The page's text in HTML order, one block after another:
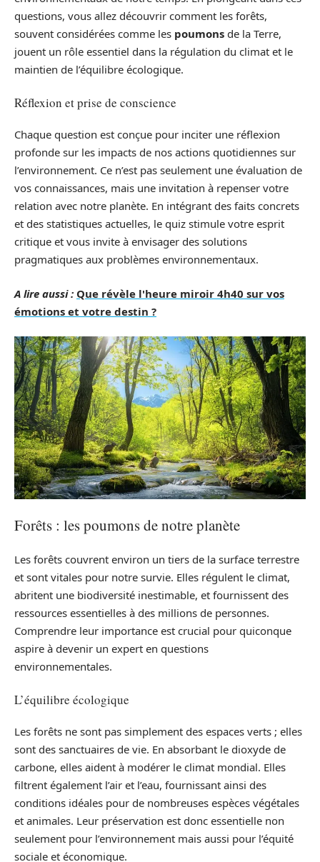
questions, vous allez découvrir comment les forêts,
souvent considérées comme les poumons de la Terre,
jouent un rôle essentiel dans la régulation du climat et le
maintien de l’équilibre écologique.
Réflexion et prise de conscience
Chaque question est conçue pour inciter une réflexion
profonde sur les impacts de nos actions quotidiennes sur
l’environnement. Ce n’est pas seulement une évaluation de
vos connaissances, mais une invitation à repenser votre
relation avec notre planète. En intégrant des faits concrets
et des statistiques actuelles, le quiz stimule votre esprit
critique et vous invite à envisager des solutions
pragmatiques aux problèmes environnementaux.
A lire aussi : Que révèle l'heure miroir 4h40 sur vos
émotions et votre destin ?
Forêts : les poumons de notre planète
Les forêts couvrent environ un tiers de la surface terrestre
et sont vitales pour notre survie. Elles régulent le climat,
abritent une biodiversité inestimable, et fournissent des
ressources essentielles à des millions de personnes.
Comprendre leur importance est crucial pour quiconque
aspire à devenir un expert en questions
environnementales.
L’équilibre écologique
Les forêts ne sont pas simplement des espaces verts ; elles
sont des sanctuaires de vie. En absorbant le dioxyde de
carbone, elles aident à modérer le climat mondial. Elles
filtrent également l’air et l’eau, fournissant ainsi des
conditions idéales pour de nombreuses espèces végétales
et animales. Leur préservation est donc essentielle non
seulement pour l’environnement mais aussi pour l’équité
sociale et économique.